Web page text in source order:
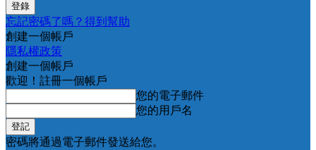
忘記密碼了嗎？得到幫助
創建一個帳戶
隱私權政策
創建一個帳戶
歡迎！註冊一個帳戶
您的電子郵件
您的用戶名
密碼將通過電子郵件發送給您。